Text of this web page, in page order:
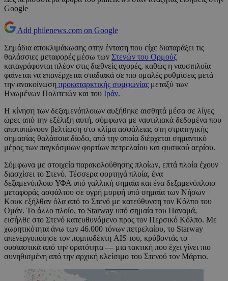
Google
Add philenews.com on Google
Σημάδια αποκλιμάκωσης στην ένταση που είχε διαταράξει τις
θαλάσσιες μεταφορές μέσω των Στενών του Ορμούζ
καταγράφονται πλέον στις διεθνείς αγορές, καθώς η ναυσιπλοΐα
φαίνεται να επανέρχεται σταδιακά σε πιο ομαλές ρυθμίσεις μετά
την ανακοίνωση προκαταρκτικής συμφωνίας μεταξύ των
Ηνωμένων Πολιτειών και του Ιράν.
Η κίνηση των δεξαμενόπλοιων αυξήθηκε αισθητά μέσα σε λίγες
ώρες από την εξέλιξη αυτή, σύμφωνα με ναυτιλιακά δεδομένα που
αποτυπώνουν βελτίωση στο κλίμα ασφάλειας στη στρατηγικής
σημασίας θαλάσσια δίοδο, από την οποία διέρχεται σημαντικό
μέρος των παγκόσμιων φορτίων πετρελαίου και φυσικού αερίου.
Σύμφωνα με στοιχεία παρακολούθησης πλοίων, επτά πλοία έχουν
διασχίσει το Στενό. Τέσσερα φορτηγά πλοία, ένα
δεξαμενόπλοιο ΥΦΑ υπό γαλλική σημαία και ένα δεξαμενόπλοιο
μεταφοράς ασφάλτου σε υγρή μορφή υπό σημαία των Νήσων
Κουκ εξήλθαν όλα από το Στενό με κατεύθυνση τον Κόλπο του
Ομάν. Το άλλο πλοίο, το Starway υπό σημαία του Παναμά,
εισήλθε στο Στενό κατευθυνόμενο προς τον Περσικό Κόλπο. Με
χωρητικότητα άνω των 46.000 τόνων πετρελαίου, το Starway
απενεργοποίησε τον πομποδέκτη AIS του, κρύβοντάς το
ουσιαστικά από την ορατότητα — μια τακτική που έχει γίνει πιο
συνηθισμένη από την αρχική κλείσιμο του Στενού τον Μάρτιο.